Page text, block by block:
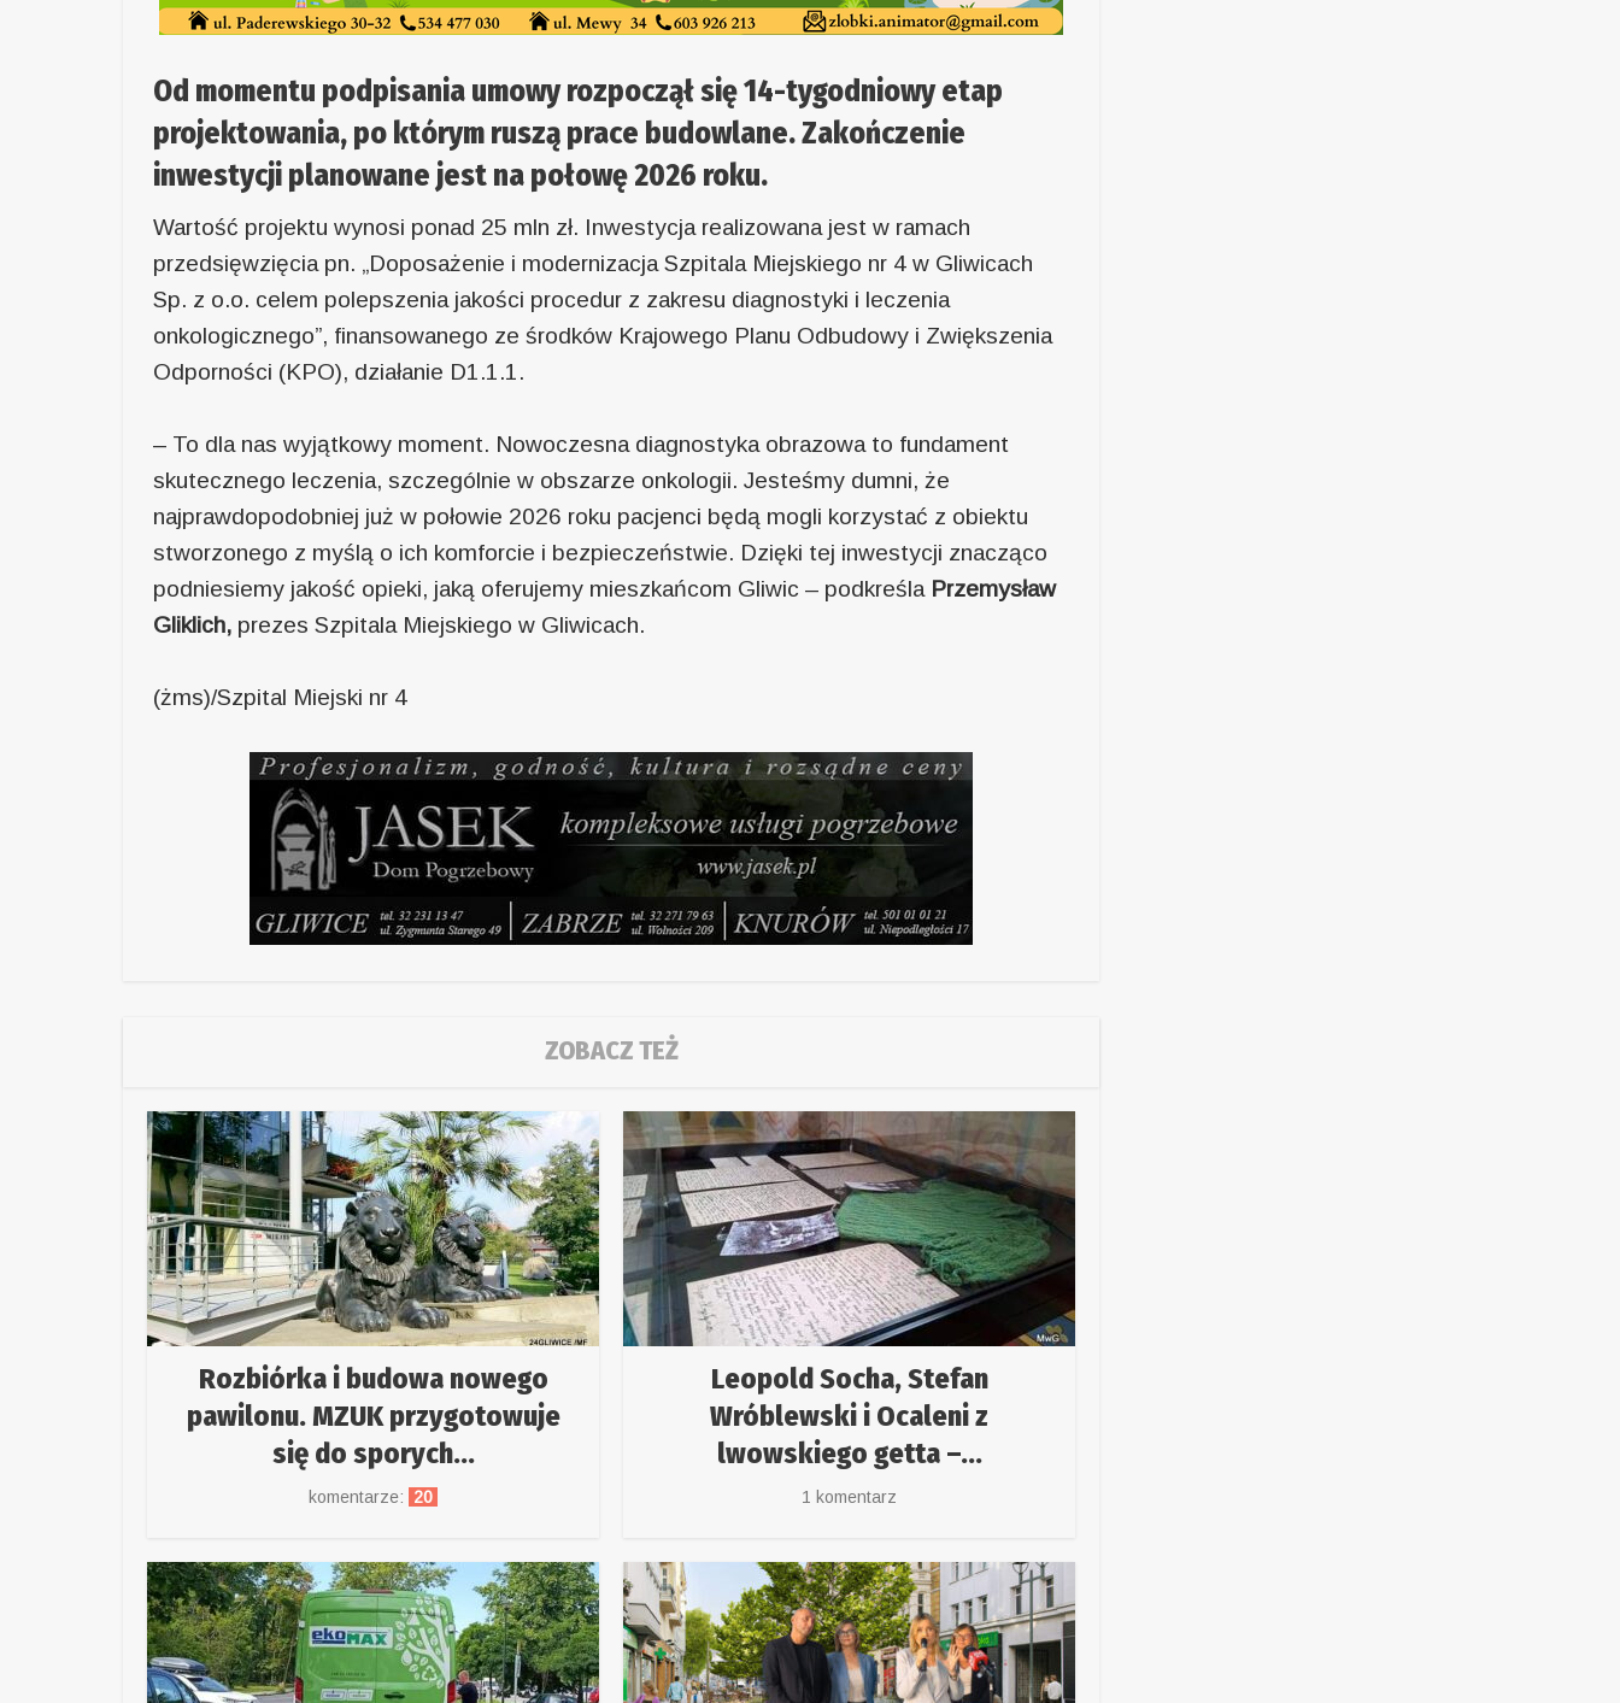
Od momentu podpisania umowy rozpoczął się 14-tygodniowy etap
projektowania, po którym ruszą prace budowlane. Zakończenie
inwestycji planowane jest na połowę 2026 roku.
Wartość projektu wynosi ponad 25 mln zł. Inwestycja realizowana jest w ramach
przedsięwzięcia pn. „Doposażenie i modernizacja Szpitala Miejskiego nr 4 w Gliwicach
Sp. z o.o. celem polepszenia jakości procedur z zakresu diagnostyki i leczenia
onkologicznego”, finansowanego ze środków Krajowego Planu Odbudowy i Zwiększenia
Odporności (KPO), działanie D1.1.1.
– To dla nas wyjątkowy moment. Nowoczesna diagnostyka obrazowa to fundament
skutecznego leczenia, szczególnie w obszarze onkologii. Jesteśmy dumni, że
najprawdopodobniej już w połowie 2026 roku pacjenci będą mogli korzystać z obiektu
stworzonego z myślą o ich komforcie i bezpieczeństwie. Dzięki tej inwestycji znacząco
podniesiemy jakość opieki, jaką oferujemy mieszkańcom Gliwic – podkreśla Przemysław
Gliklich, prezes Szpitala Miejskiego w Gliwicach.
(żms)/Szpital Miejski nr 4
ZOBACZ TEŻ
Rozbiórka i budowa nowego
pawilonu. MZUK przygotowuje
się do sporych...
komentarze: 20
Leopold Socha, Stefan
Wróblewski i Ocaleni z
lwowskiego getta –...
1 komentarz